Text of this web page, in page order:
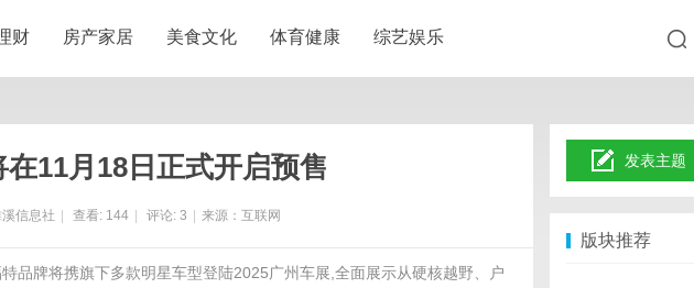
财 房产家居 美食文化 体育健康 综艺娱乐
11月18日正式开启预售
信息社 查看: 144 评论: 3 来源：互联网
品牌将携旗下多款明星车型登陆2025广州车展,全面展示从硬核越野、户
发表主题
版块推荐